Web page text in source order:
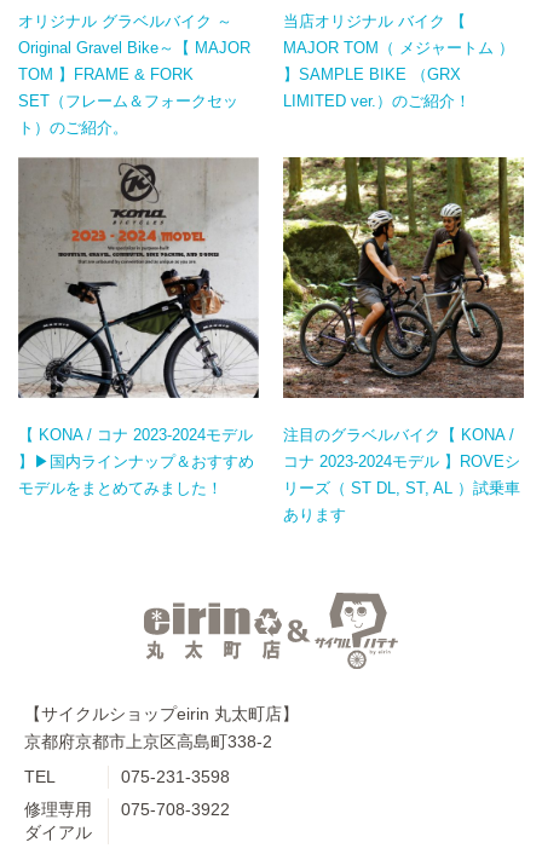
オリジナル グラベルバイク ～
Original Gravel Bike～【 MAJOR
TOM 】FRAME & FORK
SET（フレーム＆フォークセッ
ト）のご紹介。
当店オリジナル バイク 【
MAJOR TOM（ メジャートム ）
】SAMPLE BIKE （GRX
LIMITED ver.）のご紹介！
【 KONA / コナ 2023-2024モデル
】▶国内ラインナップ＆おすすめ
モデルをまとめてみました！
注目のグラベルバイク【 KONA /
コナ 2023-2024モデル 】ROVEシ
リーズ（ ST DL, ST, AL ）試乗車
あります
【サイクルショップeirin 丸太町店】
京都府京都市上京区高島町338-2
TEL
075-231-3598
修理専用
ダイアル
075-708-3922